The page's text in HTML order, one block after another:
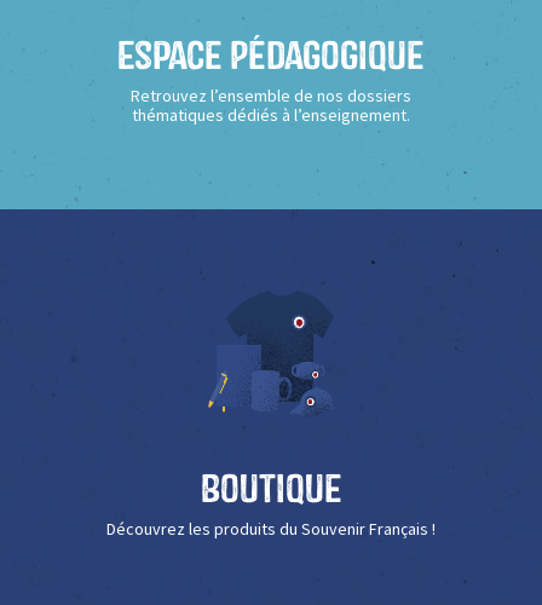
Espace Pédagogique
Retrouvez l’ensemble de nos dossiers
thématiques dédiés à l’enseignement.
Boutique
Découvrez les produits du Souvenir Français !